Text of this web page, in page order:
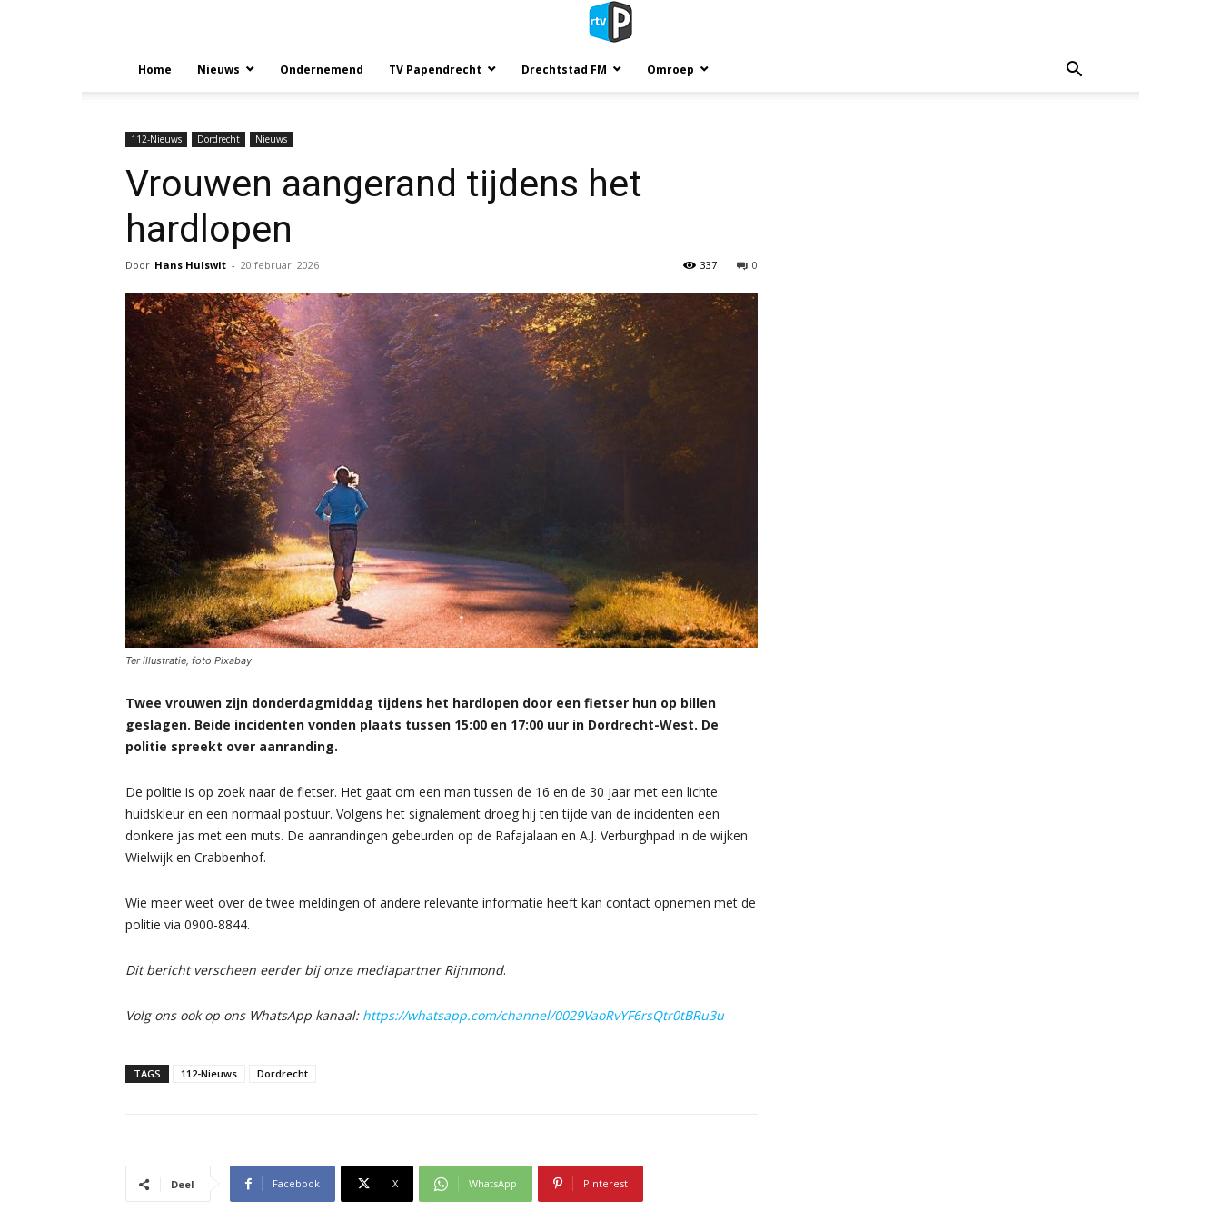
Home Nieuws Ondernemend TV Papendrecht Drechtstad FM Omroep
112-Nieuws Dordrecht Nieuws
Vrouwen aangerand tijdens het
hardlopen
Door Hans Hulswit - 20 februari 2026 0
337
Ter illustratie, foto Pixabay
Twee vrouwen zijn donderdagmiddag tijdens het hardlopen door een fietser hun op billen
geslagen. Beide incidenten vonden plaats tussen 15:00 en 17:00 uur in Dordrecht-West. De
politie spreekt over aanranding.
De politie is op zoek naar de fietser. Het gaat om een man tussen de 16 en de 30 jaar met een lichte
huidskleur en een normaal postuur. Volgens het signalement droeg hij ten tijde van de incidenten een
donkere jas met een muts. De aanrandingen gebeurden op de Rafajalaan en A.J. Verburghpad in de wijken
Wielwijk en Crabbenhof.
Wie meer weet over de twee meldingen of andere relevante informatie heeft kan contact opnemen met de
politie via 0900-8844.
Dit bericht verscheen eerder bij onze mediapartner Rijnmond.
Volg ons ook op ons WhatsApp kanaal: https://whatsapp.com/channel/0029VaoRvYF6rsQtr0tBRu3u
TAGS 112-Nieuws Dordrecht
Deel Facebook X WhatsApp Pinterest